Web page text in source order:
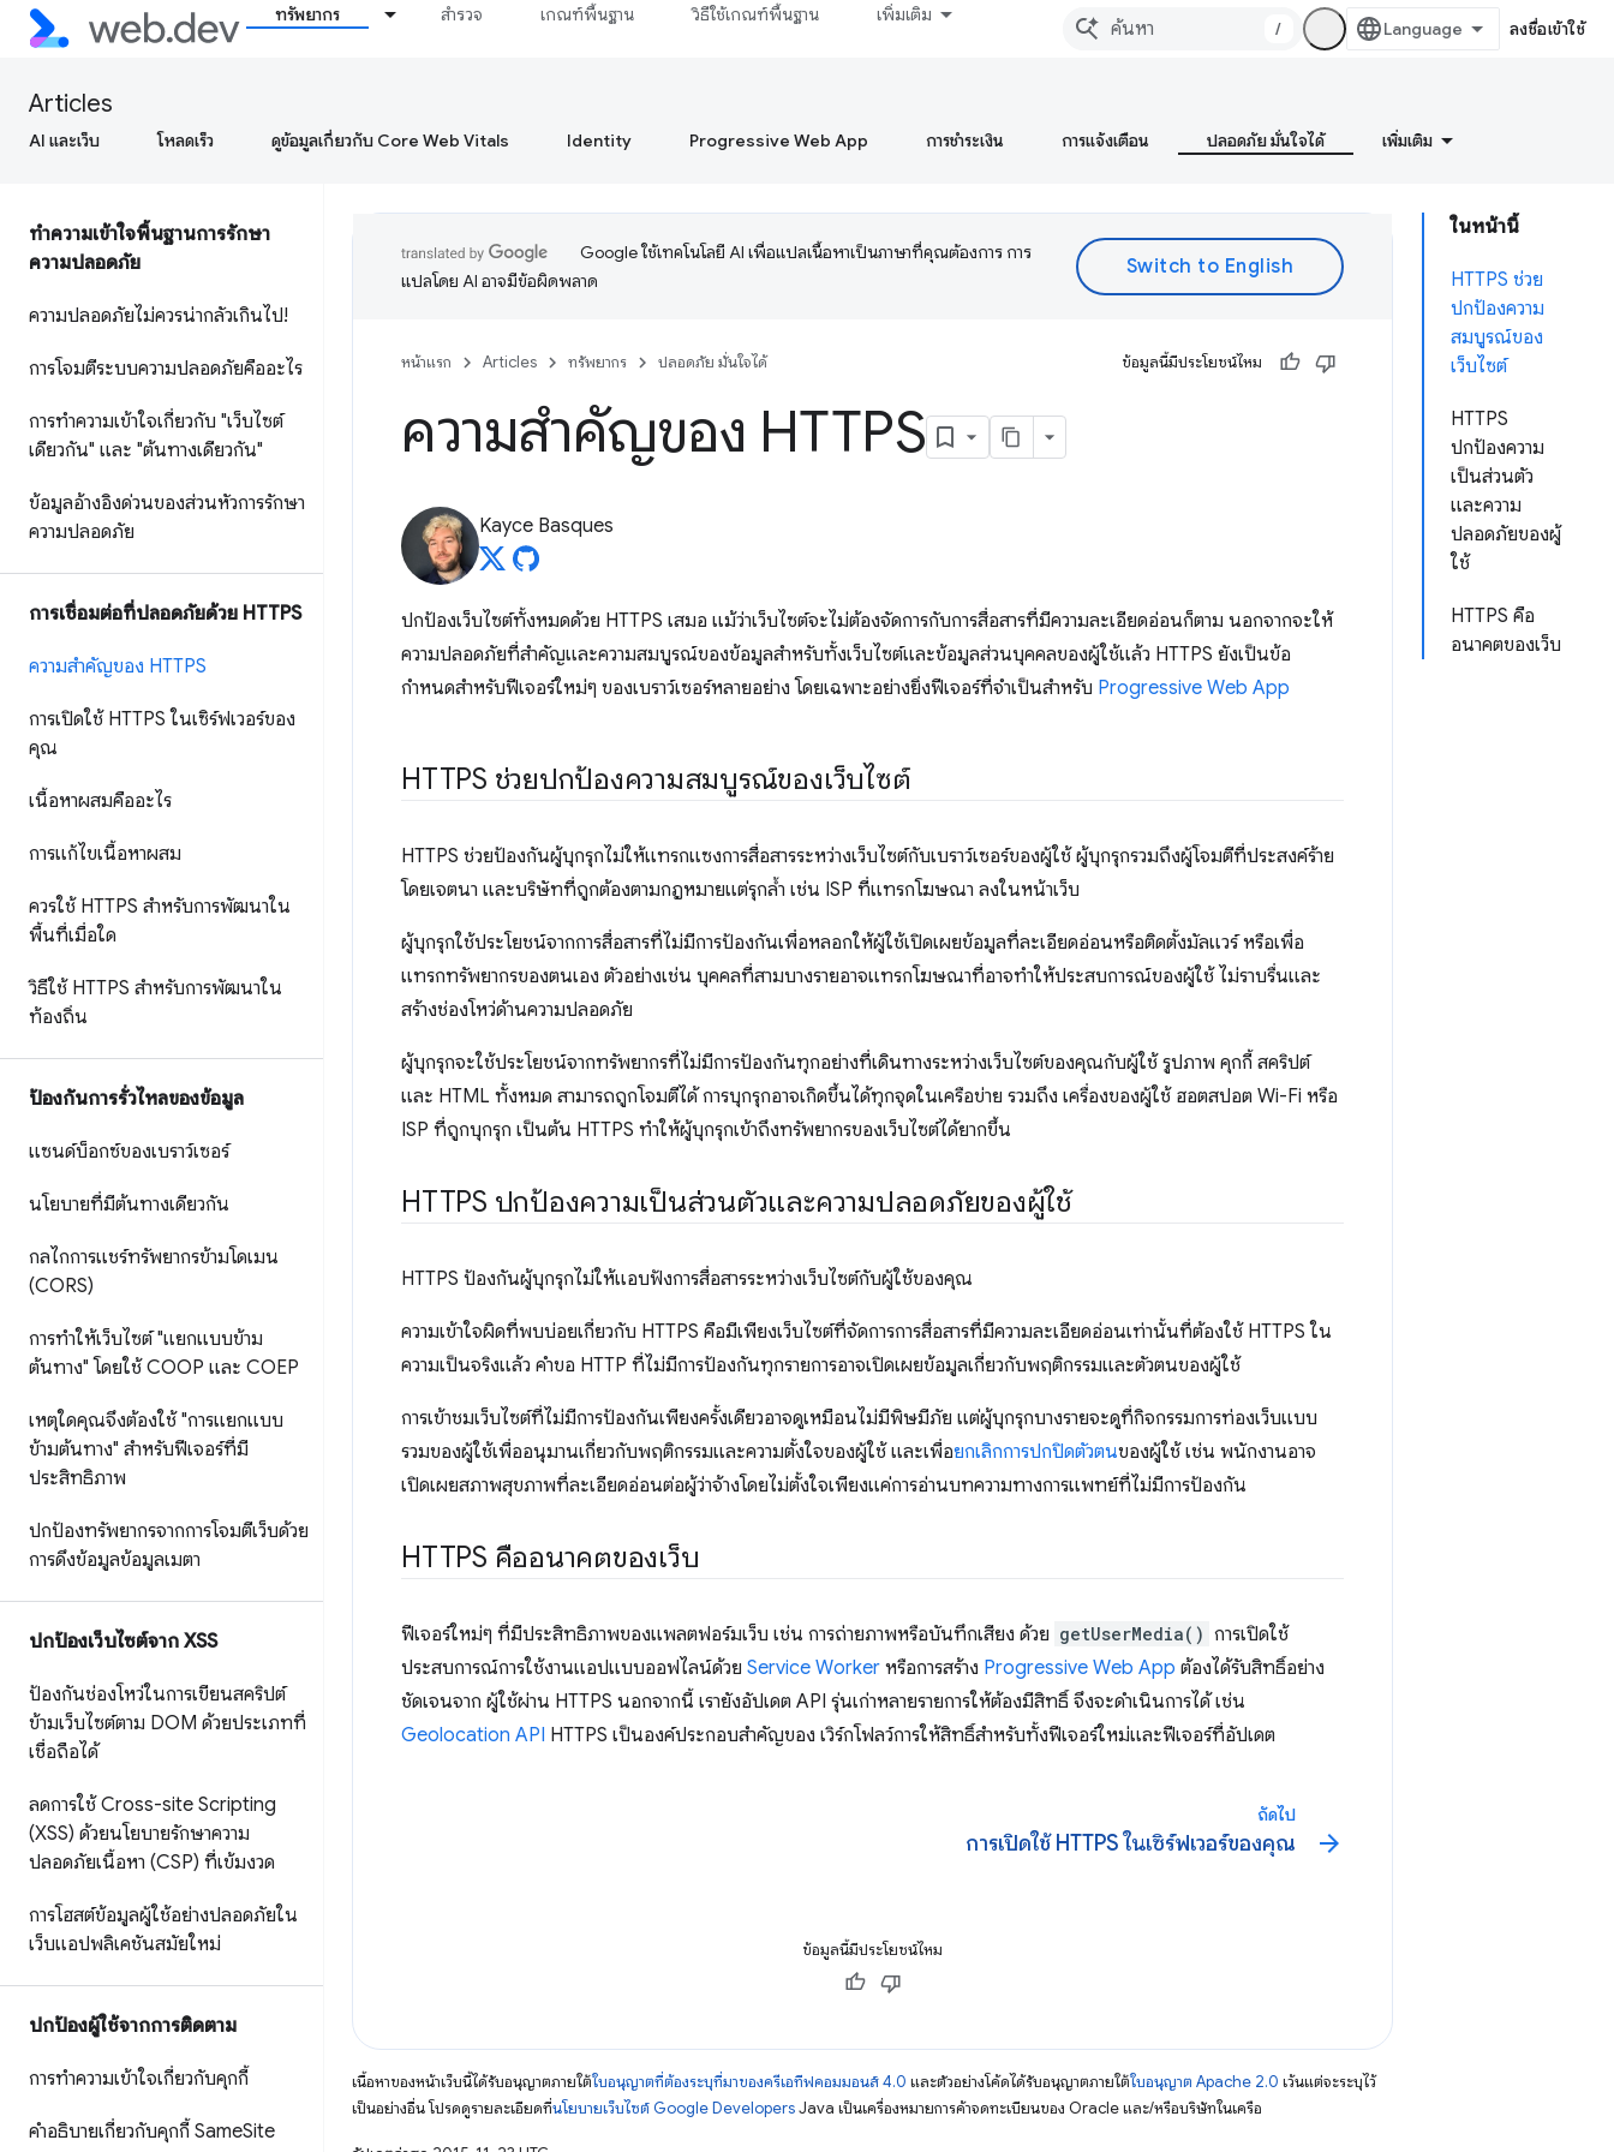
ทรัพยากร สำรวจ เกณฑ์พื้นฐาน วิธีใช้เกณฑ์พื้นฐาน เพิ่มเติม
/ ลงชื่อเข้าใช้
Articles
AI และเว็บ โหลดเร็ว ดูข้อมูลเกี่ยวกับ Core Web Vitals Identity Progressive Web App การชำระเงิน การแจ้งเตือน ปลอดภัย มั่นใจได้ เพิ่มเติม
ทำความเข้าใจพื้นฐานการรักษา
ความปลอดภัย
ความปลอดภัยไม่ควรน่ากลัวเกินไป!
การโจมตีระบบความปลอดภัยคืออะไร
การทำความเข้าใจเกี่ยวกับ "เว็บไซต์
เดียวกัน" และ "ต้นทางเดียวกัน"
ข้อมูลอ้างอิงด่วนของส่วนหัวการรักษา
ความปลอดภัย
การเชื่อมต่อที่ปลอดภัยด้วย HTTPS
ความสำคัญของ HTTPS
การเปิดใช้ HTTPS ในเซิร์ฟเวอร์ของ
คุณ
เนื้อหาผสมคืออะไร
การแก้ไขเนื้อหาผสม
ควรใช้ HTTPS สำหรับการพัฒนาใน
พื้นที่เมื่อใด
วิธีใช้ HTTPS สำหรับการพัฒนาใน
ท้องถิ่น
ป้องกันการรั่วไหลของข้อมูล
แซนด์บ็อกซ์ของเบราว์เซอร์
นโยบายที่มีต้นทางเดียวกัน
กลไกการแชร์ทรัพยากรข้ามโดเมน
(CORS)
การทําให้เว็บไซต์ "แยกแบบข้าม
ต้นทาง" โดยใช้ COOP และ COEP
เหตุใดคุณจึงต้องใช้ "การแยกแบบ
ข้ามต้นทาง" สำหรับฟีเจอร์ที่มี
ประสิทธิภาพ
ปกป้องทรัพยากรจากการโจมตีเว็บด้วย
การดึงข้อมูลข้อมูลเมตา
ปกป้องเว็บไซต์จาก XSS
ป้องกันช่องโหว่ในการเขียนสคริปต์
ข้ามเว็บไซต์ตาม DOM ด้วยประเภทที่
เชื่อถือได้
ลดการใช้ Cross-site Scripting
(XSS) ด้วยนโยบายรักษาความ
ปลอดภัยเนื้อหา (CSP) ที่เข้มงวด
การโฮสต์ข้อมูลผู้ใช้อย่างปลอดภัยใน
เว็บแอปพลิเคชันสมัยใหม่
ปกป้องผู้ใช้จากการติดตาม
การทำความเข้าใจเกี่ยวกับคุกกี้
คำอธิบายเกี่ยวกับคุกกี้ SameSite
ในหน้านี้
HTTPS ช่วย
ปกป้องความ
สมบูรณ์ของ
เว็บไซต์
HTTPS
ปกป้องความ
เป็นส่วนตัว
และความ
ปลอดภัยของผู้
ใช้
HTTPS คือ
อนาคตของเว็บ
Google ใช้เทคโนโลยี AI เพื่อแปลเนื้อหาเป็นภาษาที่คุณต้องการ การ
แปลโดย AI อาจมีข้อผิดพลาด
หน้าแรก Articles ทรัพยากร ปลอดภัย มั่นใจได้ ข้อมูลนี้มีประโยชน์ไหม
ความสำคัญของ HTTPS
Kayce Basques
ปกป้องเว็บไซต์ทั้งหมดด้วย HTTPS เสมอ แม้ว่าเว็บไซต์จะไม่ต้องจัดการกับการสื่อสารที่มีความละเอียดอ่อนก็ตาม นอกจากจะให้
ความปลอดภัยที่สำคัญและความสมบูรณ์ของข้อมูลสำหรับทั้งเว็บไซต์และข้อมูลส่วนบุคคลของผู้ใช้แล้ว HTTPS ยังเป็นข้อ
กำหนดสำหรับฟีเจอร์ใหม่ๆ ของเบราว์เซอร์หลายอย่าง โดยเฉพาะอย่างยิ่งฟีเจอร์ที่จำเป็นสำหรับ Progressive Web App
HTTPS ช่วยปกป้องความสมบูรณ์ของเว็บไซต์
HTTPS ช่วยป้องกันผู้บุกรุกไม่ให้แทรกแซงการสื่อสารระหว่างเว็บไซต์กับเบราว์เซอร์ของผู้ใช้ ผู้บุกรุกรวมถึงผู้โจมตีที่ประสงค์ร้าย
โดยเจตนา และบริษัทที่ถูกต้องตามกฎหมายแต่รุกล้ำ เช่น ISP ที่แทรกโฆษณา ลงในหน้าเว็บ
ผู้บุกรุกใช้ประโยชน์จากการสื่อสารที่ไม่มีการป้องกันเพื่อหลอกให้ผู้ใช้เปิดเผยข้อมูลที่ละเอียดอ่อนหรือติดตั้งมัลแวร์ หรือเพื่อ
แทรกทรัพยากรของตนเอง ตัวอย่างเช่น บุคคลที่สามบางรายอาจแทรกโฆษณาที่อาจทำให้ประสบการณ์ของผู้ใช้ ไม่ราบรื่นและ
สร้างช่องโหว่ด้านความปลอดภัย
ผู้บุกรุกจะใช้ประโยชน์จากทรัพยากรที่ไม่มีการป้องกันทุกอย่างที่เดินทางระหว่างเว็บไซต์ของคุณกับผู้ใช้ รูปภาพ คุกกี้ สคริปต์
และ HTML ทั้งหมด สามารถถูกโจมตีได้ การบุกรุกอาจเกิดขึ้นได้ทุกจุดในเครือข่าย รวมถึง เครื่องของผู้ใช้ ฮอตสปอต Wi-Fi หรือ
ISP ที่ถูกบุกรุก เป็นต้น HTTPS ทำให้ผู้บุกรุกเข้าถึงทรัพยากรของเว็บไซต์ได้ยากขึ้น
HTTPS ปกป้องความเป็นส่วนตัวและความปลอดภัยของผู้ใช้
HTTPS ป้องกันผู้บุกรุกไม่ให้แอบฟังการสื่อสารระหว่างเว็บไซต์กับผู้ใช้ของคุณ
ความเข้าใจผิดที่พบบ่อยเกี่ยวกับ HTTPS คือมีเพียงเว็บไซต์ที่จัดการการสื่อสารที่มีความละเอียดอ่อนเท่านั้นที่ต้องใช้ HTTPS ใน
ความเป็นจริงแล้ว คำขอ HTTP ที่ไม่มีการป้องกันทุกรายการอาจเปิดเผยข้อมูลเกี่ยวกับพฤติกรรมและตัวตนของผู้ใช้
การเข้าชมเว็บไซต์ที่ไม่มีการป้องกันเพียงครั้งเดียวอาจดูเหมือนไม่มีพิษมีภัย แต่ผู้บุกรุกบางรายจะดูที่กิจกรรมการท่องเว็บแบบ
รวมของผู้ใช้เพื่ออนุมานเกี่ยวกับพฤติกรรมและความตั้งใจของผู้ใช้ และเพื่อยกเลิกการปกปิดตัวตนของผู้ใช้ เช่น พนักงานอาจ
เปิดเผยสภาพสุขภาพที่ละเอียดอ่อนต่อผู้ว่าจ้างโดยไม่ตั้งใจเพียงแค่การอ่านบทความทางการแพทย์ที่ไม่มีการป้องกัน
HTTPS คืออนาคตของเว็บ
ฟีเจอร์ใหม่ๆ ที่มีประสิทธิภาพของแพลตฟอร์มเว็บ เช่น การถ่ายภาพหรือบันทึกเสียง ด้วย getUserMedia() การเปิดใช้
ประสบการณ์การใช้งานแอปแบบออฟไลน์ด้วย Service Worker หรือการสร้าง Progressive Web App ต้องได้รับสิทธิ์อย่าง
ชัดเจนจาก ผู้ใช้ผ่าน HTTPS นอกจากนี้ เรายังอัปเดต API รุ่นเก่าหลายรายการให้ต้องมีสิทธิ์ จึงจะดำเนินการได้ เช่น
Geolocation API HTTPS เป็นองค์ประกอบสำคัญของ เวิร์กโฟลว์การให้สิทธิ์สำหรับทั้งฟีเจอร์ใหม่และฟีเจอร์ที่อัปเดต
ถัดไป
การเปิดใช้ HTTPS ในเซิร์ฟเวอร์ของคุณ arrow_forward
ข้อมูลนี้มีประโยชน์ไหม
เนื้อหาของหน้าเว็บนี้ได้รับอนุญาตภายใต้ใบอนุญาตที่ต้องระบุที่มาของครีเอทีฟคอมมอนส์ 4.0 และตัวอย่างโค้ดได้รับอนุญาตภายใต้ใบอนุญาต Apache 2.0 เว้นแต่จะระบุไว้
เป็นอย่างอื่น โปรดดูรายละเอียดที่นโยบายเว็บไซต์ Google DevelopersJava เป็นเครื่องหมายการค้าจดทะเบียนของ Oracle และ/หรือบริษัทในเครือ